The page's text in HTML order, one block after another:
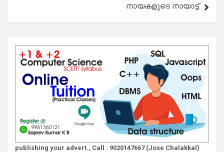
നായകളുടെ നായാട്ട്
publishing your advert., Call : 9020147667 (Jose Chalakkal)